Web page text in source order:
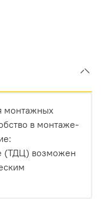
монтажных
в монтаже-
(ТДЦ) возможен